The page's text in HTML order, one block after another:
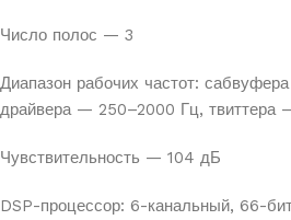
Число полос — 3
Диапазон рабочих частот:
драйвера — 250–2000 Гц, твиттера
Чувствительность — 104 дБ
DSP-процессор: 6-канальный, 66-